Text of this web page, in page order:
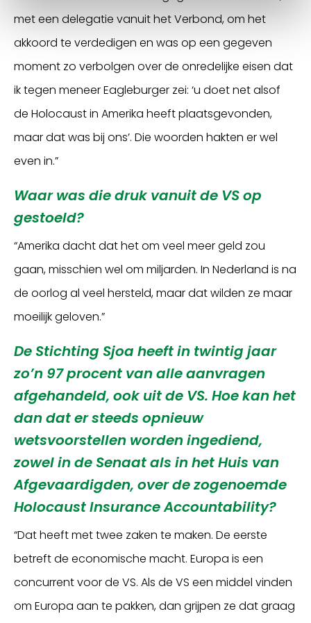
met een delegatie vanuit het Verbond, om het
akkoord te verdedigen en was op een gegeven
moment zo verbolgen over de onredelijke eisen dat
ik tegen meneer Eagleburger zei: ‘u doet net alsof
de Holocaust in Amerika heeft plaatsgevonden,
maar dat was bij ons’. Die woorden hakten er wel
even in.”
Waar was die druk vanuit de VS op
gestoeld?
“Amerika dacht dat het om veel meer geld zou
gaan, misschien wel om miljarden. In Nederland is na
de oorlog al veel hersteld, maar dat wilden ze maar
moeilijk geloven.”
De Stichting Sjoa heeft in twintig jaar
zo’n 97 procent van alle aanvragen
afgehandeld, ook uit de VS. Hoe kan het
dan dat er steeds opnieuw
wetsvoorstellen worden ingediend,
zowel in de Senaat als in het Huis van
Afgevaardigden, over de zogenoemde
Holocaust Insurance Accountability?
“Dat heeft met twee zaken te maken. De eerste
betreft de economische macht. Europa is een
concurrent voor de VS. Als de VS een middel vinden
om Europa aan te pakken, dan grijpen ze dat graag